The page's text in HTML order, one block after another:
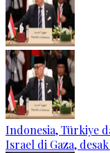
Indonesia, Türkiye
Israel di Gaza,